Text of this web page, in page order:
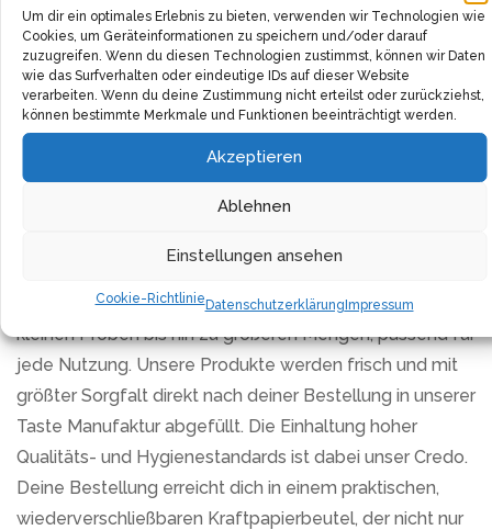
Um dir ein optimales Erlebnis zu bieten, verwenden wir Technologien wie
Cookies, um Geräteinformationen zu speichern und/oder darauf
zuzugreifen. Wenn du diesen Technologien zustimmst, können wir Daten
wie das Surfverhalten oder eindeutige IDs auf dieser Website
verarbeiten. Wenn du deine Zustimmung nicht erteilst oder zurückziehst,
können bestimmte Merkmale und Funktionen beeinträchtigt werden.
Akzeptieren
Ablehnen
Einstellungen ansehen
Cookie-RichtlinieDatenschutzerklärungImpressum
offenbart es seine wohltuenden Eigenschaften. Um
diesen zu genießen, übergießt man einfach zwei
Teelöffel des Pulvers mit kochendem Wasser, lässt es
zehn Minuten lang ziehen und seiht es dann ab. Nach
Belieben kann der Tee mit Honig gesüßt werden, um
seine bitteren Nuancen sanft auszugleichen.
TASTE MARKET verpflichtet sich, dir nur Produkte von
verschiedenen Verpackungsgrößen angeboten, von
kleinen Proben bis hin zu größeren Mengen, passend für
jede Nutzung. Unsere Produkte werden frisch und mit
größter Sorgfalt direkt nach deiner Bestellung in unserer
Taste Manufaktur abgefüllt. Die Einhaltung hoher
Qualitäts- und Hygienestandards ist dabei unser Credo.
Deine Bestellung erreicht dich in einem praktischen,
wiederverschließbaren Kraftpapierbeutel, der nicht nur